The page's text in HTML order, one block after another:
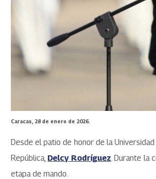
Caracas, 28 de enero de 2026.
Desde el patio de honor de la
República, Delcy Rodríguez. Durante la
etapa de mando.